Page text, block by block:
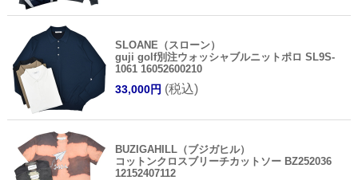
SLOANE（スローン）
guji golf別注ウォッシャブルニットポロ SL9S-
1061 16052600210
33,000円 (税込)
BUZIGAHILL（ブジガヒル）
コットンクロスブリーチカットソー BZ252036
12152407112